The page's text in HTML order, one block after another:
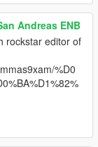
Andreas ENB
rockstar editor of
%D0